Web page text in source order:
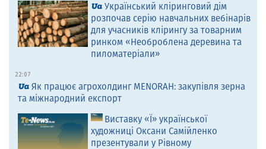
Український кліринговий дім
розпочав серію навчальних вебінарів
для учасників клірингу за товарним
ринком «Необроблена деревина та
пиломатеріали»
22:07
Як працює агрохолдинг MENORAH: закупівля зерна
та міжнародний експорт
Виставку «Ї» української
художниці Оксани Самійленко
презентували у Рівному